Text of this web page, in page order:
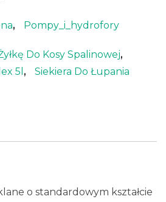
, Pompy_i_hydrofory
Do Kosy Spalinowej,
5l ,
Siekiera Do Łupania
o standardowym kształcie